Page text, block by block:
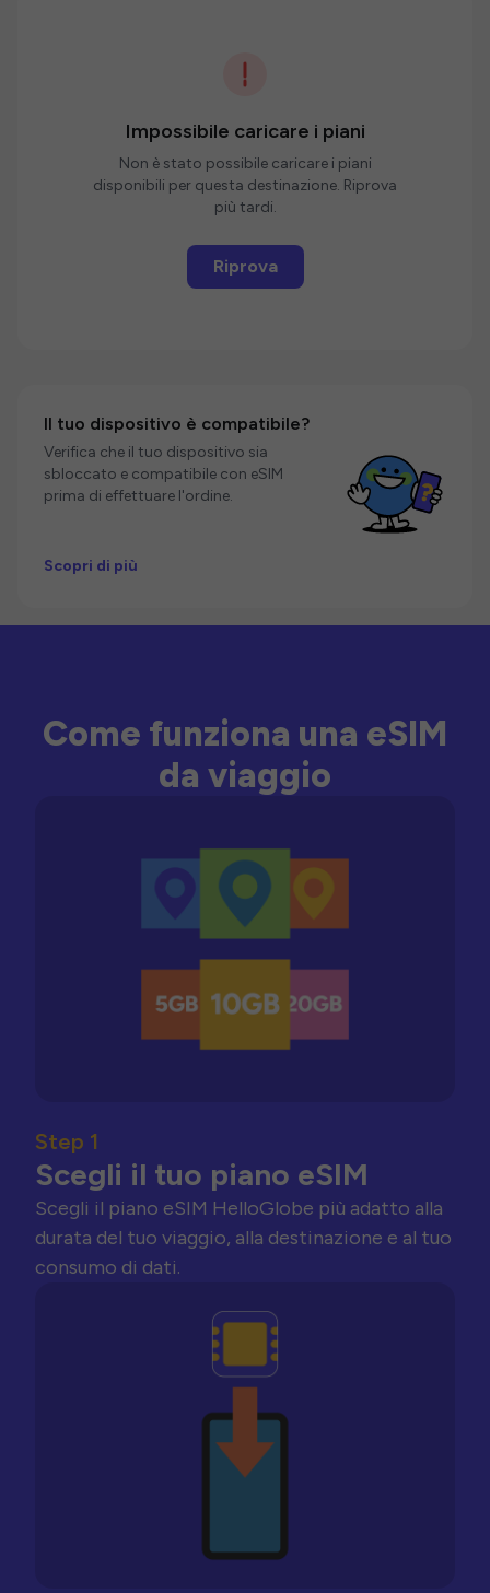
Impossibile caricare i piani
Non è stato possibile caricare i piani
disponibili per questa destinazione. Riprova
più tardi.
Riprova
Il tuo dispositivo è compatibile?
Verifica che il tuo dispositivo sia
sbloccato e compatibile con eSIM
prima di effettuare l'ordine.
Scopri di più
Come funziona una eSIM
da viaggio
Step 1
Scegli il tuo piano eSIM
Scegli il piano eSIM HelloGlobe più adatto alla
durata del tuo viaggio, alla destinazione e al tuo
consumo di dati.